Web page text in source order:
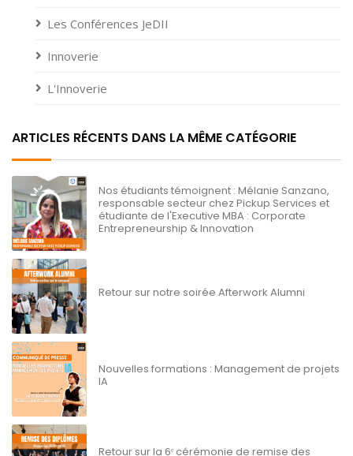
Les Conférences JeDII
Innoverie
L'Innoverie
ARTICLES RÉCENTS DANS LA MÊME CATÉGORIE
Nos étudiants témoignent : Mélanie Sanzano,
responsable secteur chez Pickup Services et
étudiante de l'Executive MBA : Corporate
Entrepreneurship & Innovation
Retour sur notre soirée Afterwork Alumni
Nouvelles formations : Management de projets
IA
Retour sur la 6ᵉ cérémonie de remise des